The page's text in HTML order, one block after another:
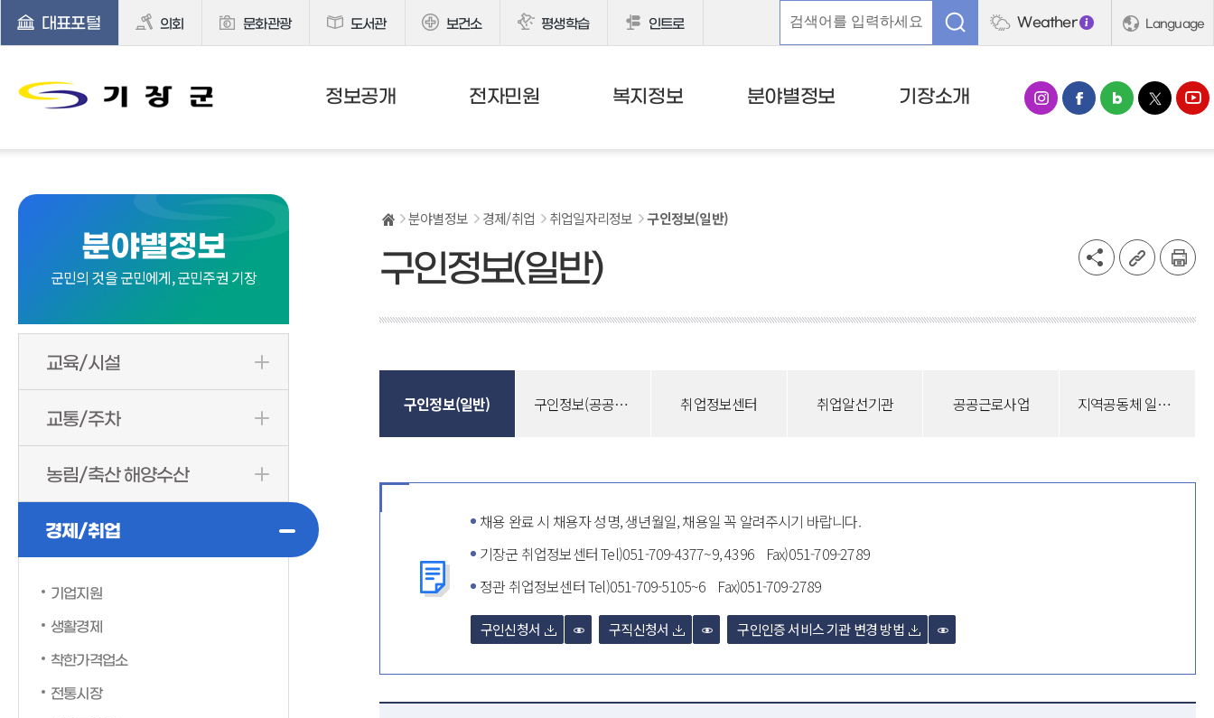
대표포털 의회 문화관광 도서관 보건소 평생학습 인트로 Weather Language
정보공개 전자민원 복지정보 분야별정보 기장소개
분야별정보
군민의 것을 군민에게, 군민주권 기장
교육/시설
교통/주차
농림/축산 해양수산
경제/취업
기업지원
생활경제
착한가격업소
전통시장
분야별정보 경제/취업 취업일자리정보 구인정보(일반)
구인정보(일반)
구인정보(일반) 구인정보(공공일자리) 취업정보센터 취업알선기관 공공근로사업 지역공동체 일자리사업
채용 완료 시 채용자 성명, 생년월일, 채용일 꼭 알려주시기 바랍니다.
기장군 취업정보센터 Tel)051-709-4377~9, 4396 Fax)051-709-2789
정관 취업정보센터 Tel)051-709-5105~6 Fax)051-709-2789
구인신청서 구직신청서 구인인증 서비스 기관 변경 방법